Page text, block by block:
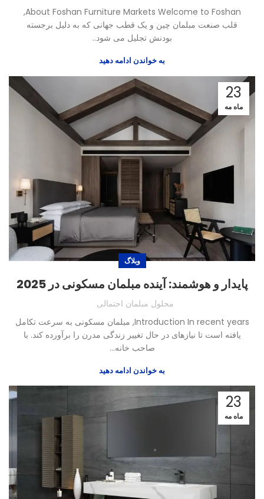
About Foshan Furniture Markets Welcome to Foshan
,
قلب صنعت مبلمان چین و یک قطب جهانی که به دلیل برجسته
بودنش تجلیل می شود..
به خواندن ادامه دهید
23
ماه مه
وبلاگ
پایدار و هوشمند: آینده مبلمان مسکونی در 2025
محلول مبلمان احتمالی
Introduction In recent years, مبلمان مسکونی به سرعت تکامل
یافته است تا نیازهای در حال تغییر زندگی مدرن را برآورده کند. با
صاحب خانه...
به خواندن ادامه دهید
23
ماه مه